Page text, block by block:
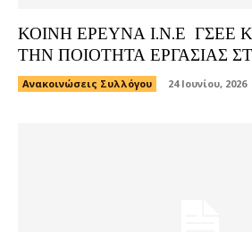
ΚΟΙΝΗ ΕΡΕΥΝΑ Ι.Ν.Ε ΓΣΕΕ
ΤΗΝ ΠΟΙΟΤΗΤΑ ΕΡΓΑΣΙΑΣ
Ανακοινώσεις Συλλόγου 24 Ιουνίου, 2026